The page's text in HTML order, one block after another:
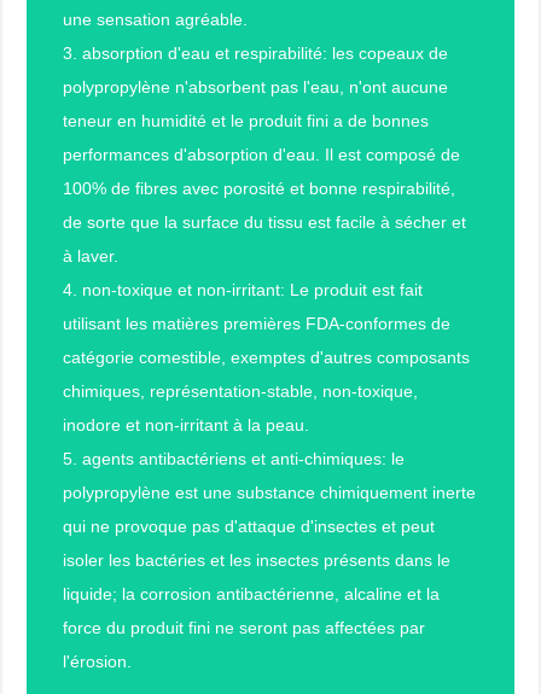
une sensation agréable.
3. absorption d'eau et respirabilité: les copeaux de
polypropylène n'absorbent pas l'eau, n'ont aucune
teneur en humidité et le produit fini a de bonnes
performances d'absorption d'eau. Il est composé de
100% de fibres avec porosité et bonne respirabilité,
de sorte que la surface du tissu est facile à sécher et
à laver.
4. non-toxique et non-irritant: Le produit est fait
utilisant les matières premières FDA-conformes de
catégorie comestible, exemptes d'autres composants
chimiques, représentation-stable, non-toxique,
inodore et non-irritant à la peau.
5. agents antibactériens et anti-chimiques: le
polypropylène est une substance chimiquement inerte
qui ne provoque pas d'attaque d'insectes et peut
isoler les bactéries et les insectes présents dans le
liquide; la corrosion antibactérienne, alcaline et la
force du produit fini ne seront pas affectées par
l'érosion.